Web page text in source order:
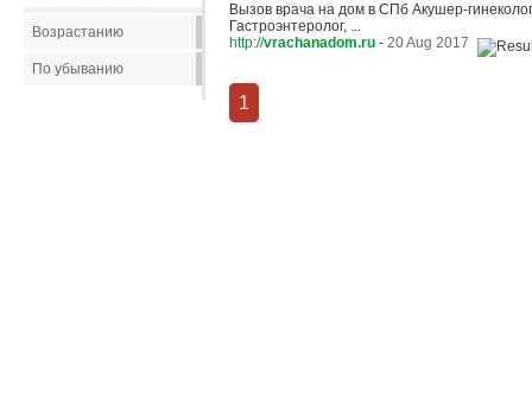
Возрастанию
По убыванию
Вызов врача на дом в СПб Акушер-
Гастроэнтеролог, ...
http://vrachanadom.ru - 20 Aug 2017
1